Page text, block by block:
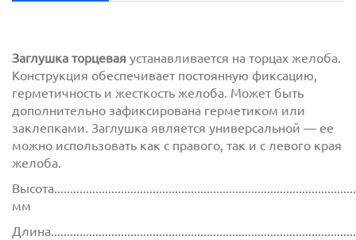
Заглушка торцевая устанавливается на торцах желоба.
Конструкция обеспечивает постоянную фиксацию,
герметичность и жесткость желоба. Может быть
дополнительно зафиксирована герметиком или
заклепками. Заглушка является универсальной — ее
можно использовать как с правого, так и с левого края
желоба.
мм